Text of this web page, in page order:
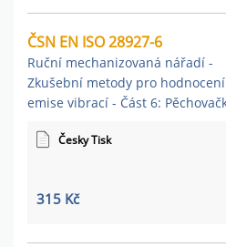
ČSN EN ISO 28927-6
Ruční mechanizovaná nářadí -
Zkušební metody pro hodnocení
emise vibrací - Část 6:
Česky Tisk
315 Kč